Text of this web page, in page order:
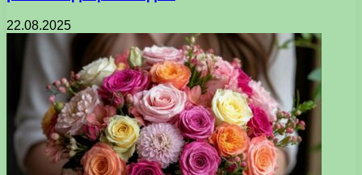
22.08.2025